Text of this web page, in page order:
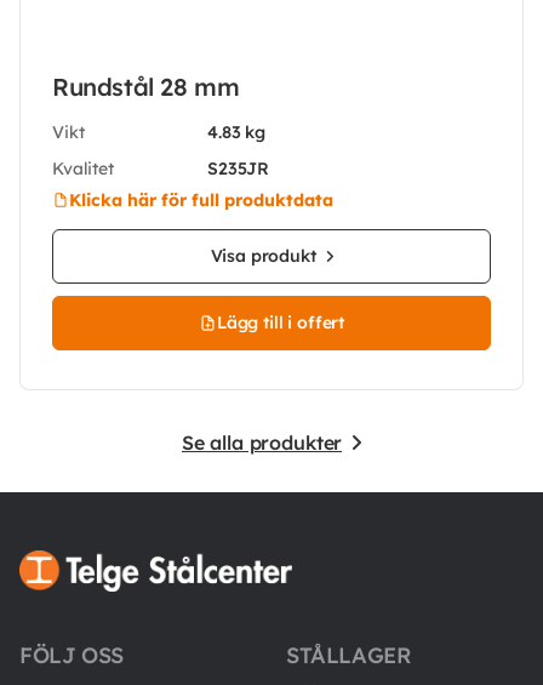
Rundstål 28 mm
Vikt
4.83 kg
Kvalitet
S235JR
Klicka här för full produktdata
Visa produkt
Lägg till i offert
Se alla produkter
FÖLJ OSS STÅLLAGER